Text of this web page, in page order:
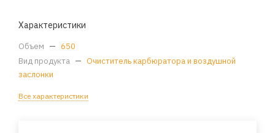
Характеристики
Объем — 650
Вид продукта — Очиститель карбюратора и воздушной
заслонки
Все характеристики